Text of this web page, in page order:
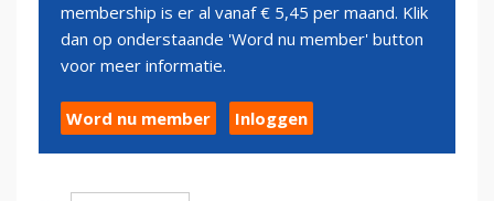
membership is er al vanaf € 5,45 per maand. Klik
dan op onderstaande 'Word nu member' button
voor meer informatie.
Word nu member Inloggen